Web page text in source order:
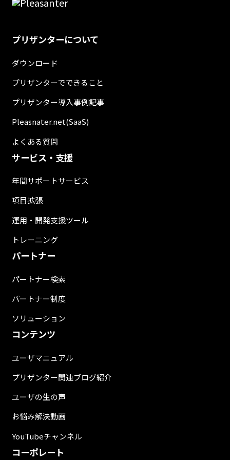
プリザンターについて
ダウンロード
プリザンターでできること
プリザンター導入事例記事
Pleasnater.net(SaaS)
よくある質問
サービス・支援
年間サポートサービス
項目拡張
運用・開発支援ツール
トレーニング
パートナー
パートナー検索
パートナー制度
ソリューション
コンテンツ
ユーザマニュアル
プリザンター関連ブログ紹介
ユーザの生の声
お悩み解決動画
YouTubeチャンネル
コーポレート